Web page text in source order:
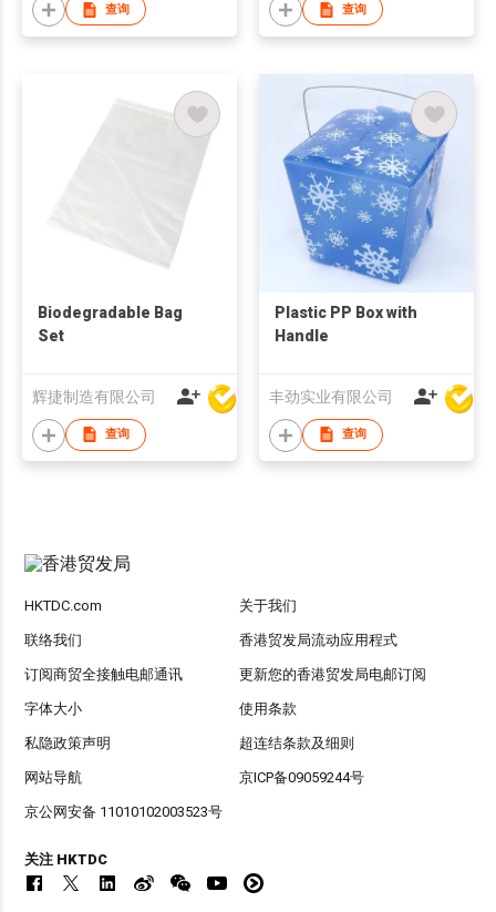
查询 查询
Biodegradable Bag
Set
辉捷制造有限公司
查询
Plastic PP Box with
Handle
丰劲实业有限公司
查询
HKTDC.com 关于我们
联络我们 香港贸发局流动应用程式
订阅商贸全接触电邮通讯 更新您的香港贸发局电邮订阅
字体大小 使用条款
私隐政策声明 超连结条款及细则
网站导航 京ICP备09059244号
京公网安备 11010102003523号
关注 HKTDC